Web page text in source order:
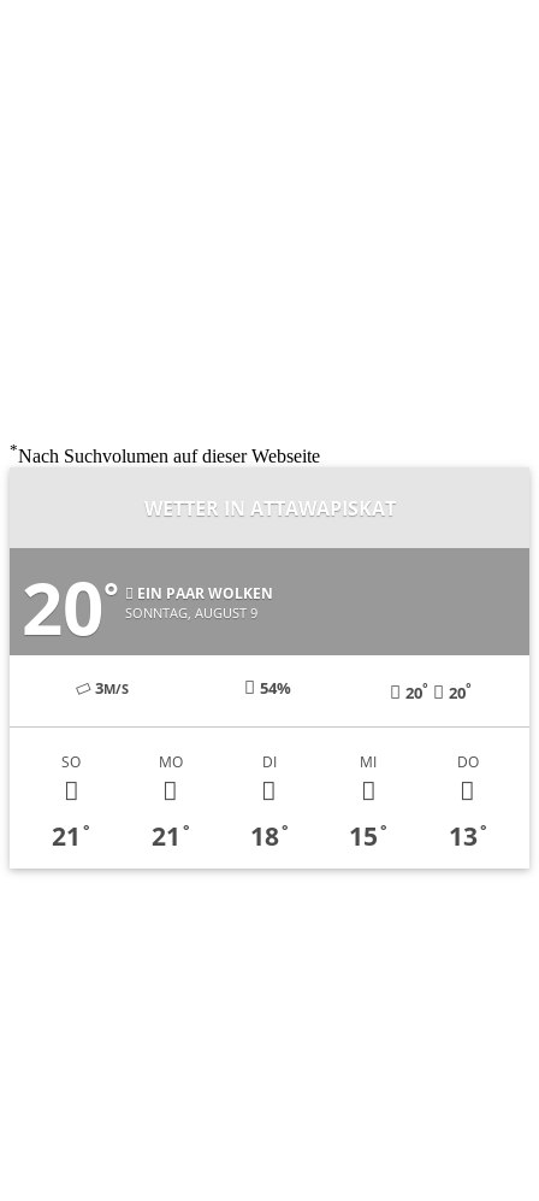
*Nach Suchvolumen auf dieser Webseite
WETTER IN ATTAWAPISKAT
20° EIN PAAR WOLKEN
SONNTAG, AUGUST 9
3M/S 54% 20° 20°
SO
21 °
MO
21 °
DI
18°
MI
15°
DO
13°